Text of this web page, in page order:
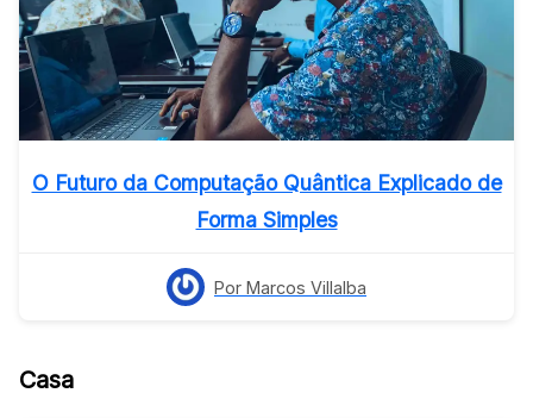
O Futuro da Computação Quântica Explicado de
Forma Simples
Por Marcos Villalba
Casa